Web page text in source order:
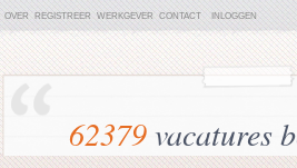
OVER REGISTREER WERKGEVER CONTACT INLOGGEN
62379vacatures